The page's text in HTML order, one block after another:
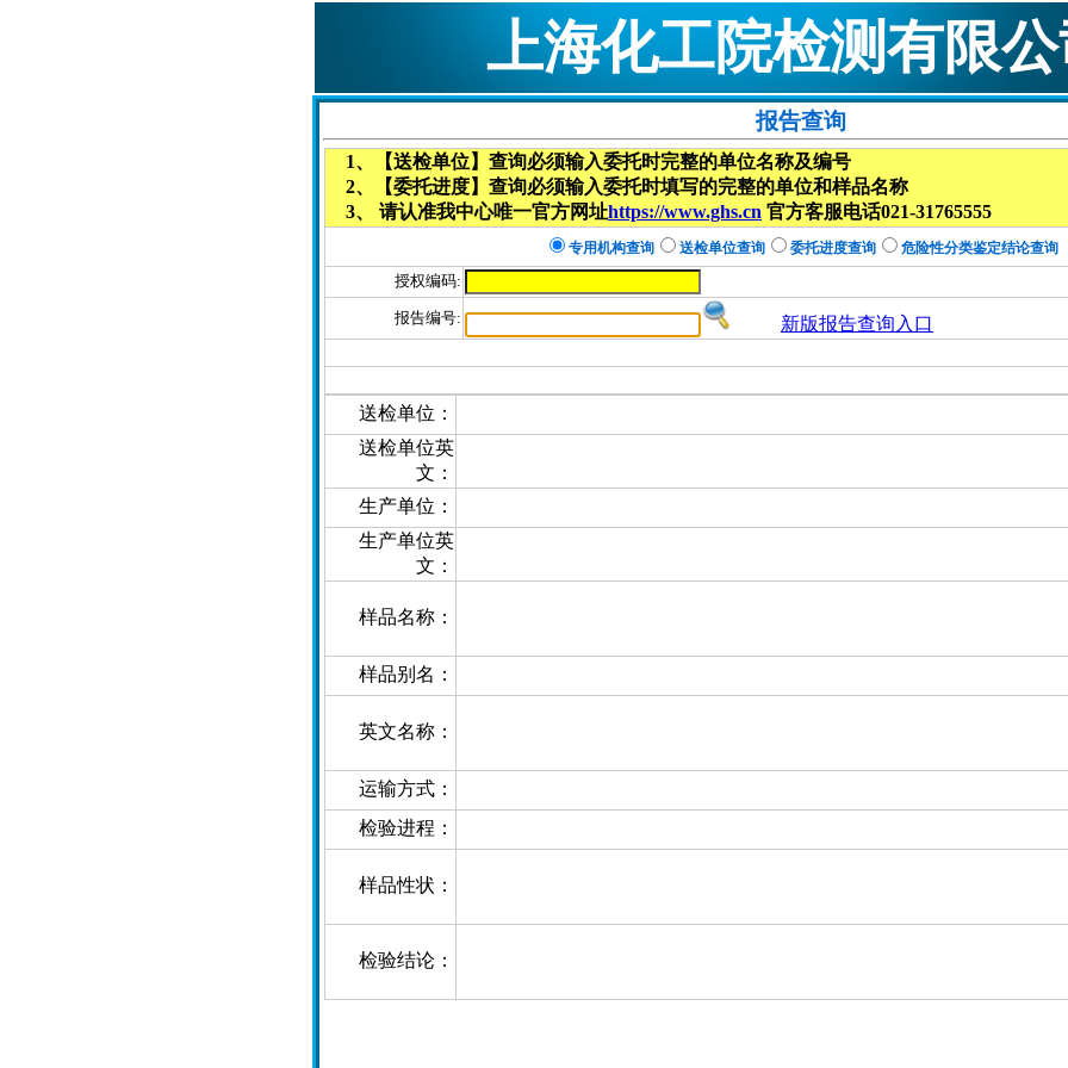
上海化工院检测有限
报告查询
1、【送检单位】查询必须输入委托时完整的单位名称及编号
2、【委托进度】查询必须输入委托时填写的完整的单位和样品名称
3、 请认准我中心唯一官方网址https://www.ghs.cn 官方客服电话021-31765555
专用机构查询 送检单位查询 委托进度查询 危险性分类鉴定结论查询
授权编码:
报告编号: 新版报告查询入口
送检单位：
送检单位英
文：
生产单位：
生产单位英
文：
样品名称：
样品别名：
英文名称：
运输方式：
检验进程：
样品性状：
检验结论：